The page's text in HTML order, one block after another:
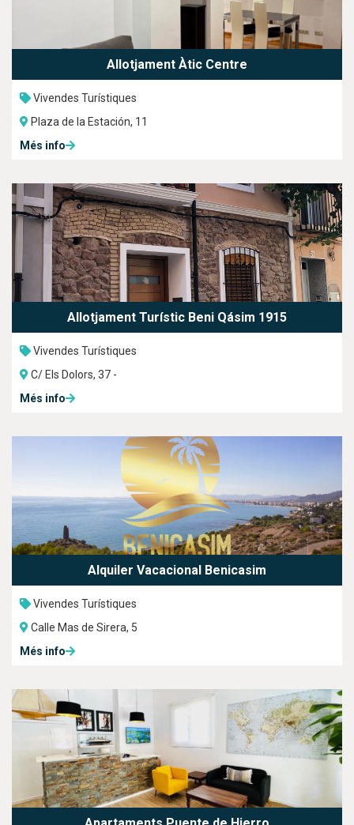
Allotjament Àtic Centre
Vivendes Turístiques
Plaza de la Estación, 11
Més info
Allotjament Turístic Beni Qásim 1915
Vivendes Turístiques
C/ Els Dolors, 37 -
Més info
Alquiler Vacacional Benicasim
Vivendes Turístiques
Calle Mas de Sirera, 5
Més info